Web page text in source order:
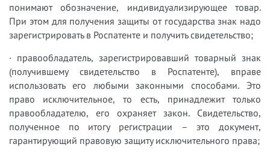
понимают обозначение, индивидуализирующее товар.
При этом для получения защиты от государства знак надо
зарегистрировать в Роспатенте и получить свидетельство;
· правообладатель, зарегистрировавший товарный знак
(получившему свидетельство в Роспатенте), вправе
использовать его любыми законными способами. Это
право исключительное, то есть, принадлежит только
правообладателю, его охраняет закон. Свидетельство,
полученное по итогу регистрации – это документ,
гарантирующий правовую защиту исключительного права;